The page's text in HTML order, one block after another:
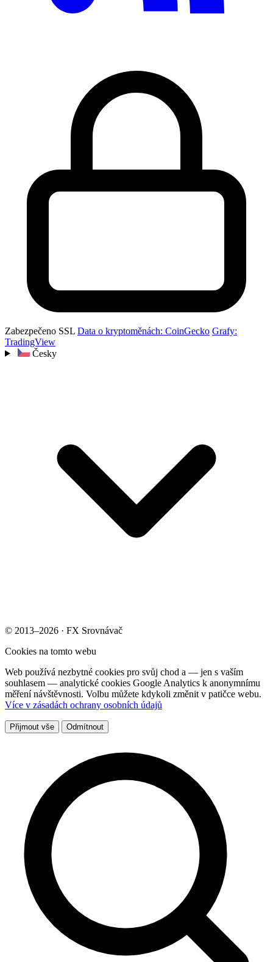
Zabezpečeno SSL Data o kryptoměnách: CoinGecko Grafy:
TradingView
Česky
© 2013–2026 · FX Srovnávač
Cookies na tomto webu
Web používá nezbytné cookies pro svůj chod a — jen s vaším
souhlasem — analytické cookies Google Analytics k anonymnímu
měření návštěvnosti. Volbu můžete kdykoli změnit v patičce webu.
Více v zásadách ochrany osobních údajů
Přijmout vše Odmítnout